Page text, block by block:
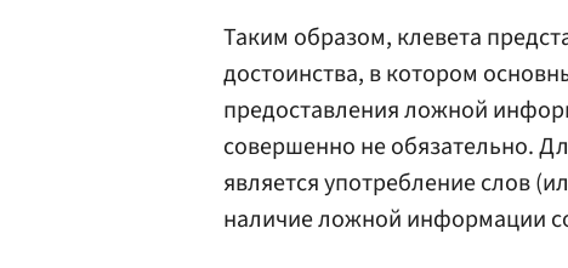
Таким образом, клевета
достоинства, в котором
предоставления ложной
совершенно не обязательно.
является употребление слов
наличие ложной информации